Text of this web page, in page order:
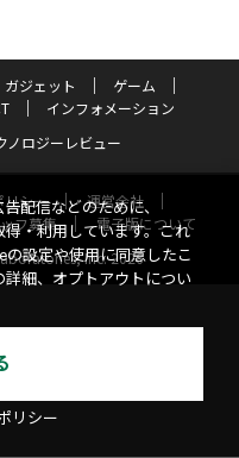
ガジェット
ゲーム
インフォメーション
ノロジーレビュー
リシー
運営会社
フ募集
電子版について
Inc. 2026
配信などのために、
・利用しています。これ
設定や使用に同意したこ
細、オプトアウトについ
リシー